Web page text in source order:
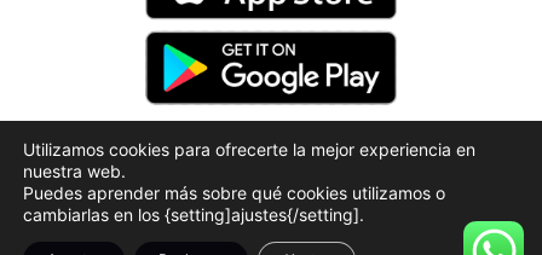
Código Deontológico
Políticas de Privacidad
Utilizamos cookies para ofrecerte la mejor experiencia en
nuestra web.
Puedes aprender más sobre qué cookies utilizamos o
cambiarlas en los {setting]ajustes{/setting].